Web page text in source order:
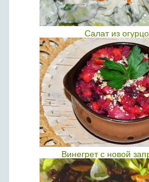
Салат из
Винегрет с новой